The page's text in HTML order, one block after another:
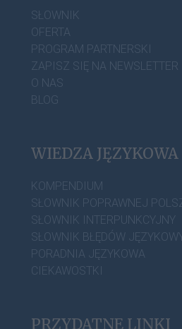
SŁOWNIK
OFERTA
PROGRAM PARTNERSKI
ZAPISZ SIĘ NA NEWSLETTER
O NAS
BLOG
WIEDZA JĘZYKOWA
KOMPENDIUM
SŁOWNIK POPRAWNEJ
SŁOWNIK INTERPUNKCYJNY
SŁOWNIK BŁĘDÓW
PORADNIA JĘZYKOWA
CIEKAWOSTKI
PRZYDATNE LINKI